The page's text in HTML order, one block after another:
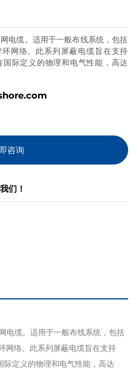
电缆。适用于一般布线系统，包括
网络。此系列屏蔽电缆旨在支持
际定义的物理和电气性能，高达
咨询
们！
电缆。适用于一般布线系统，包括
网络。此系列屏蔽电缆旨在支持
定义的物理和电气性能，高达